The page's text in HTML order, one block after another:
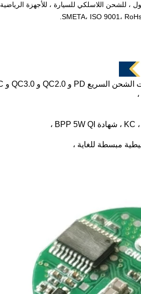
، للشحن اللاسلكي للسيارة ، للأجهزة الرياضية